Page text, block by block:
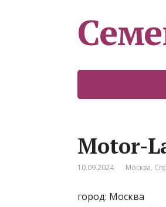
Motor-
10.09.2024 Москва,
город: Москва